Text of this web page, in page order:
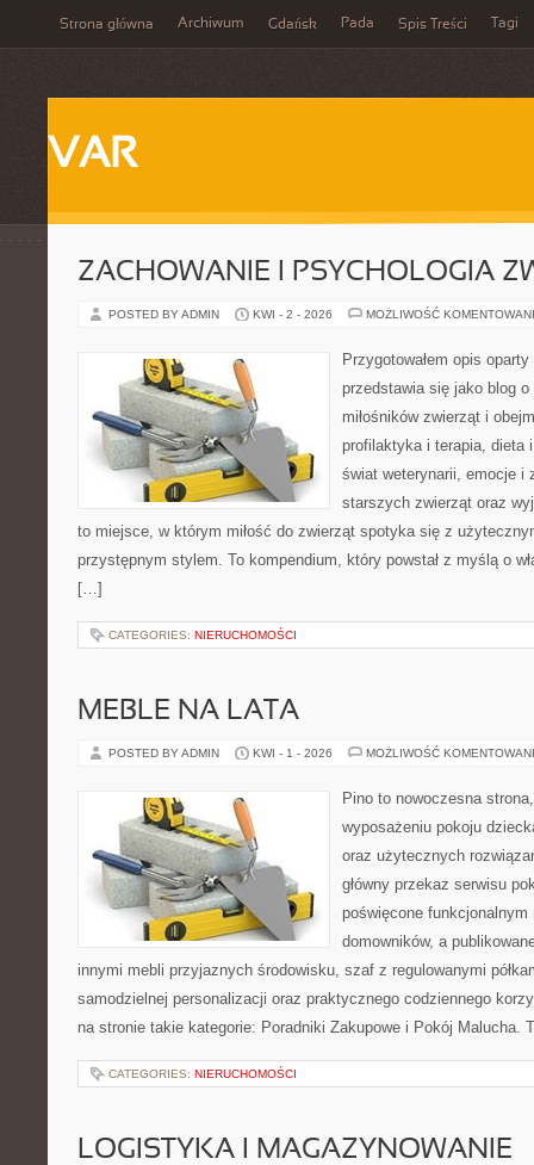
Strona główna Archiwum Gdańsk Pada Spis Treści Tagi
VAR
ZACHOWANIE I PSYCHOLOGIA
POSTED BY ADMIN KWI - 2 - 2026 MOŻLIWOŚĆ
Przygotowałem opis
przedstawia się jako blog
miłośników zwierząt i
profilaktyka i terapia, dieta
świat weterynarii, emocje i
starszych zwierząt oraz
to miejsce, w którym miłość do zwierząt spotyka się z
przystępnym stylem. To kompendium, który powstał z myślą o
[…]
CATEGORIES: NIERUCHOMOŚCI
MEBLE NA LATA
POSTED BY ADMIN KWI - 1 - 2026 MOŻLIWOŚĆ
Pino to nowoczesna
wyposażeniu pokoju
oraz użytecznych
główny przekaz serwisu
poświęcone
domowników, a
innymi mebli przyjaznych środowisku, szaf z regulowanymi
samodzielnej personalizacji oraz praktycznego codziennego
na stronie takie kategorie: Poradniki Zakupowe i Pokój Malucha.
CATEGORIES: NIERUCHOMOŚCI
LOGISTYKA I MAGAZYNOWANIE